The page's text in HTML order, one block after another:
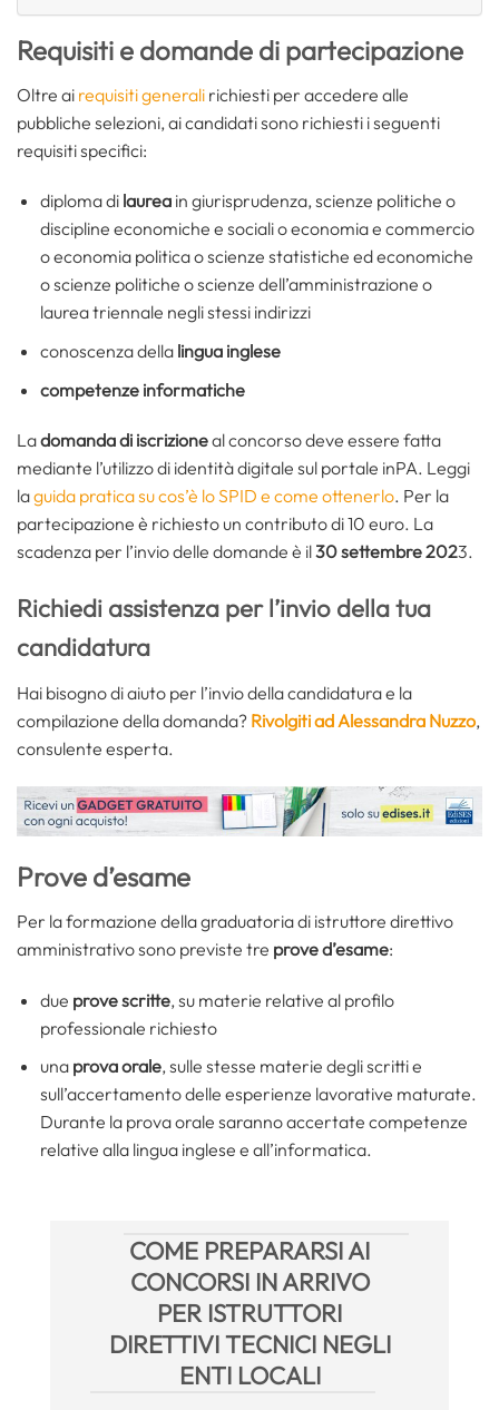
Requisiti e domande di partecipazione
Oltre ai requisiti generali richiesti per accedere alle
pubbliche selezioni, ai candidati sono richiesti i seguenti
requisiti specifici:
diploma dilaureain giurisprudenza, scienze politiche o
discipline economiche e sociali o economia e commercio
o economia politica o scienze statistiche ed economiche
o scienze politiche o scienze dell’amministrazione o
laurea triennale negli stessi indirizzi
conoscenza della lingua inglese
competenze informatiche
Ladomanda di iscrizioneal concorso deve essere fatta
mediante l’utilizzo di identità digitale sul portale inPA. Leggi
laguida pratica su cos’è lo SPID e come ottenerlo. Per la
partecipazione è richiesto un contributo di 10 euro. La
scadenza per l’invio delle domande è il30 settembre 2023.
Richiedi assistenza per l’invio della tua
candidatura
Hai bisogno di aiuto per l’invio della candidatura e la
compilazione della domanda? Rivolgiti ad Alessandra Nuzzo,
consulente esperta.
Prove d’esame
Per la formazione della graduatoria di istruttore direttivo
amministrativo sono previste tre prove d’esame:
due prove scritte, su materie relative al profilo
professionale richiesto
una prova orale, sulle stesse materie degli scritti e
sull’accertamento delle esperienze lavorative maturate.
Durante la prova orale saranno accertate competenze
relative alla lingua inglese e all’informatica.
COME PREPARARSI AI
CONCORSI IN ARRIVO
PER ISTRUTTORI
DIRETTIVI TECNICI NEGLI
ENTI LOCALI